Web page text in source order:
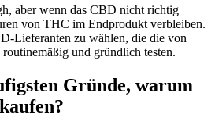
aber wenn das CBD nicht richtig
von THC im Endprodukt verbleiben.
Lieferanten zu wählen, die die von
und gründlich testen.
Gründe, warum